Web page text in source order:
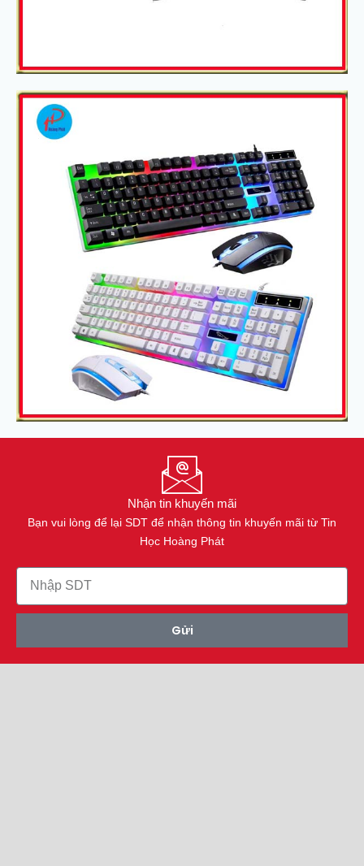
Nhận tin khuyến mãi
Bạn vui lòng để lại SDT để nhận thông tin khuyến mãi từ Tin
Học Hoàng Phát
Gửi